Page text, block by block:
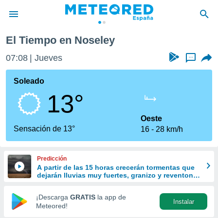
de
por
que se
calidad.
a este
las
y
forma
digital
basada
El Tiempo en Noseley
07:09 Jueves ...
Soleado
13°
Sensación de 13°
Oeste
16
28 km/h
Predicción
A partir de las 15 horas crecerán tormentas que
dejarán lluvias muy fuertes, granizo y reventones
¡Descarga GRATIS la app de
Meteored!
Instalar